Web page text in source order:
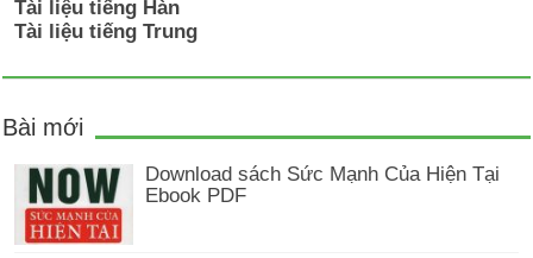
Tài liệu tiếng Hàn
Tài liệu tiếng Trung
Bài mới
Download sách Sức Mạnh Của Hiện Tại
Ebook PDF